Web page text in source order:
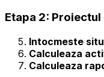
Etapa 2:
Intocmeste
Calculeaza
Calculeaza